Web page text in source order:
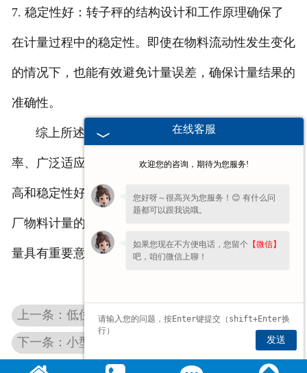
7. 稳定性好：转子秤的结构设计和工作原理确保了
在计量过程中的稳定性。即使在物料流动性发生变化
的情况下，也能有效避免计量误差，确保计量结果的
准确性。
综上所述，水泥厂使用转子秤具有高精度、过硬
率、广泛适应性、结构紧凑、耐磨耐用、智能化程度
高和稳定性好等特点。这些特点使得转子秤成为水泥
厂物料计量的重要工具，对于提高生产效率和产品质
量具有重要意义。
上一条：低位码垛机与机器人码垛的区别
下一条：小型机械行业如何在2025年中更好的发展
在线客服
欢迎您的咨询，期待为您服务!
您好呀～很高兴为您服务！😊 有什么问
题都可以跟我说哦。
如果您现在不方便电话，您留个 【微信】
吧，咱们微信上聊！
发送